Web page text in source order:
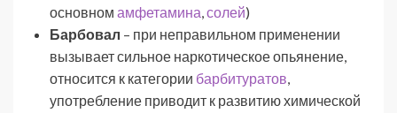
основном амфетамина,солей)
Барбовал – при неправильном применении
вызывает сильное наркотическое опьянение,
относится к категории барбитуратов,
употребление приводит к развитию химической